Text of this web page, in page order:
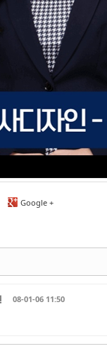
http://
Google +
08-01-06 11:50